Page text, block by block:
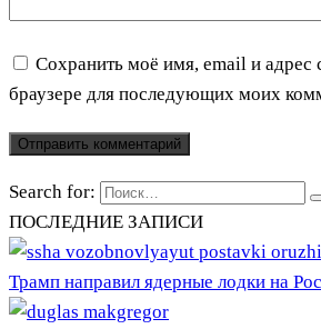
Сохранить моё имя, email и адрес
браузере для последующих моих
Search for:
ПОСЛЕДНИЕ ЗАПИСИ
Трамп направил ядерные лодки на